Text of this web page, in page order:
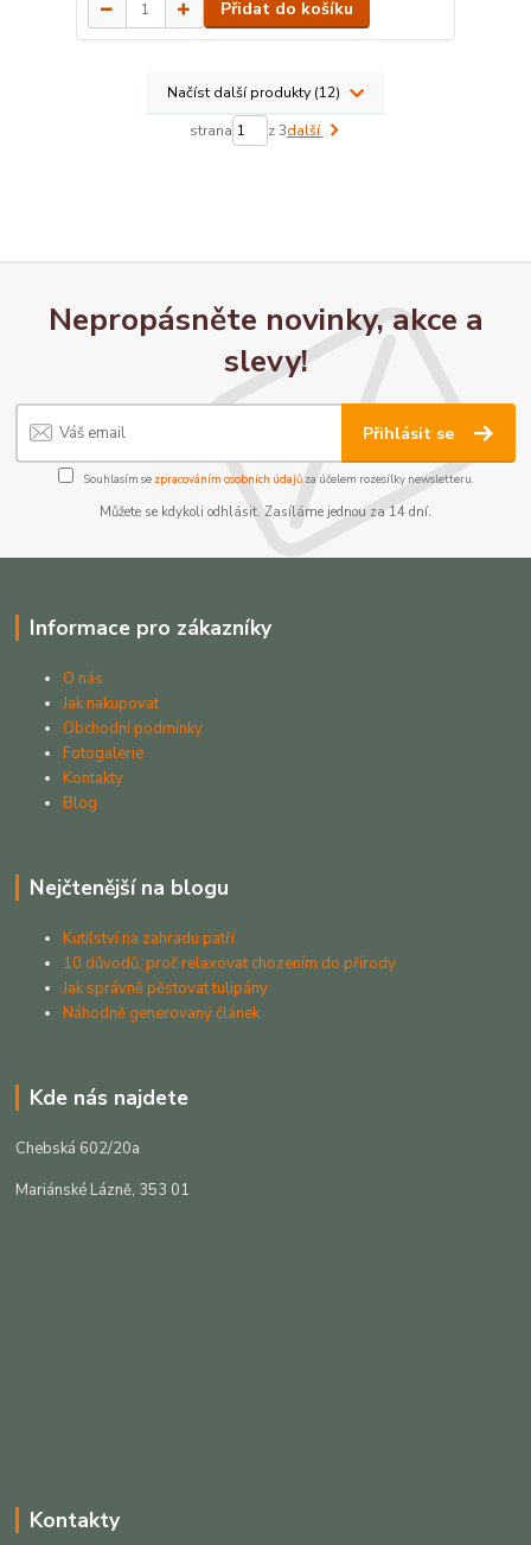
Přidat do košíku
Načíst další produkty (12)
strana z 3další
Nepropásněte novinky, akce a
slevy!
Přihlásit se
Souhlasím se zpracováním osobních údajůza účelem rozesílky newsletteru.
Můžete se kdykoli odhlásit. Zasíláme jednou za 14 dní.
Informace pro zákazníky
O nás
Jak nakupovat
Obchodní podmínky
Fotogalerie
Kontakty
Blog
Nejčtenější na blogu
Kutilství na zahradu patří
10 důvodů, proč relaxovat chozením do přírody
Jak správně pěstovat tulipány
Náhodně generovaný článek
Kde nás najdete
Chebská 602/20a
Mariánské Lázně, 353 01
Kontakty